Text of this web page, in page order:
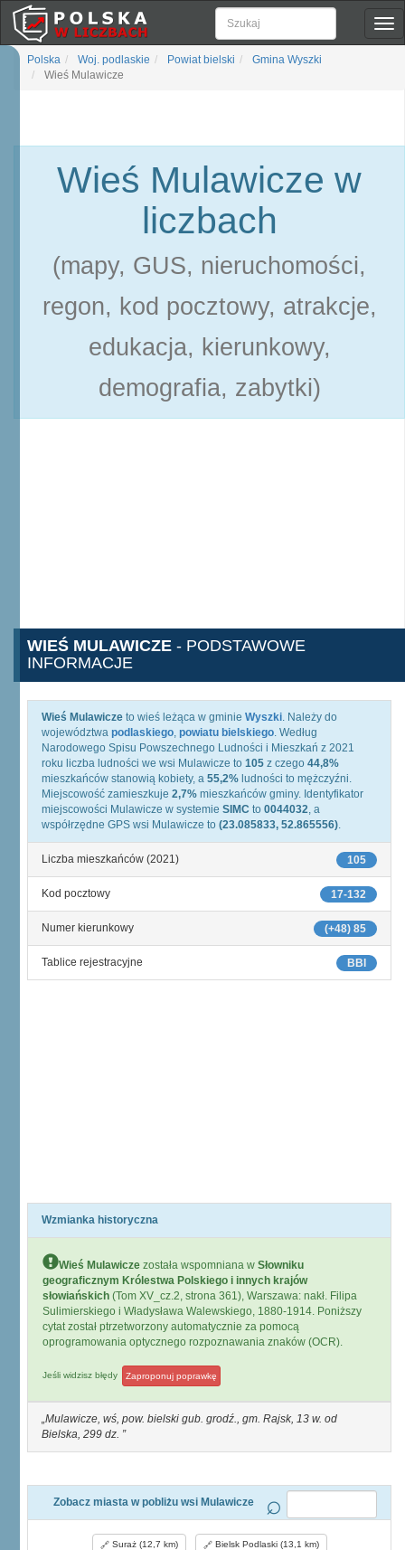
Polska Woj. podlaskie Powiat bielski
Gmina Wyszki
Wieś Mulawicze
Wieś Mulawicze w
liczbach
(mapy, GUS, nieruchomości,
regon, kod pocztowy, atrakcje,
edukacja, kierunkowy,
demografia, zabytki)
WIEŚ MULAWICZE - PODSTAWOWE
INFORMACJE
Wieś Mulawicze to wieś leżąca w gminie Wyszki. Należy do
województwa podlaskiego, powiatu bielskiego. Według
Narodowego Spisu Powszechnego Ludności i Mieszkań z 2021
roku liczba ludności we wsi Mulawicze to 105 z czego 44,8%
mieszkańców stanowią kobiety, a 55,2% ludności to mężczyźni.
Miejscowość zamieszkuje 2,7% mieszkańców gminy. Identyfikator
miejscowości Mulawicze w systemie SIMC to 0044032, a
współrzędne GPS wsi Mulawicze to (23.085833, 52.865556).
105
Liczba mieszkańców (2021)
17-132
Kod pocztowy
(+48) 85
Numer kierunkowy
BBI
Tablice rejestracyjne
Wzmianka historyczna
Wieś Mulawicze została wspomniana w Słowniku
geograficznym Królestwa Polskiego i innych krajów
słowiańskich (Tom XV_cz.2, strona 361), Warszawa: nakł. Filipa
Sulimierskiego i Władysława Walewskiego, 1880-1914. Poniższy
cytat został ptrzetworzony automatycznie za pomocą
oprogramowania optycznego rozpoznawania znaków (OCR).
Jeśli widzisz błędy Zaproponuj poprawkę
Mulawicze, wś, pow. bielski gub. grodź., gm. Rajsk, 13 w. od
Bielska, 299 dz.
Zobacz miasta w pobliżu wsi Mulawicze
Suraż (12,7 km) Bielsk Podlaski (13,1 km)